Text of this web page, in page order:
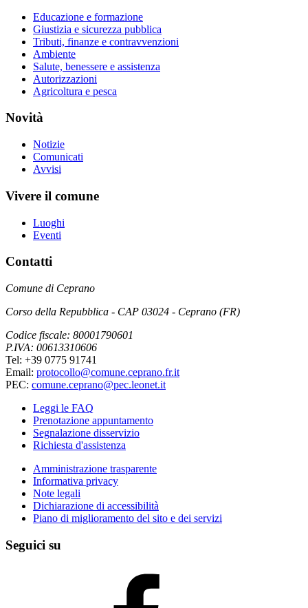
Educazione e formazione
Giustizia e sicurezza pubblica
Tributi, finanze e contravvenzioni
Ambiente
Salute, benessere e assistenza
Autorizzazioni
Agricoltura e pesca
Novità
Notizie
Comunicati
Avvisi
Vivere il comune
Luoghi
Eventi
Contatti
Comune di Ceprano
Corso della Repubblica - CAP 03024 - Ceprano (FR)
Codice fiscale: 80001790601
P.IVA: 00613310606
Tel: +39 0775 91741
Email: protocollo@comune.ceprano.fr.it
PEC: comune.ceprano@pec.leonet.it
Leggi le FAQ
Prenotazione appuntamento
Segnalazione disservizio
Richiesta d'assistenza
Amministrazione trasparente
Informativa privacy
Note legali
Dichiarazione di accessibilità
Piano di miglioramento del sito e dei servizi
Seguici su